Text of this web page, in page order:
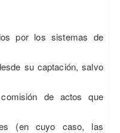
por los sistemas de
su captación, salvo
de actos que
(en cuyo caso, las